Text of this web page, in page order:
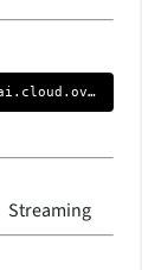
https://qwen-3-5-9b.endpoints.kepler.ai.cloud.ovh.net/api/openai_compat/
Streaming